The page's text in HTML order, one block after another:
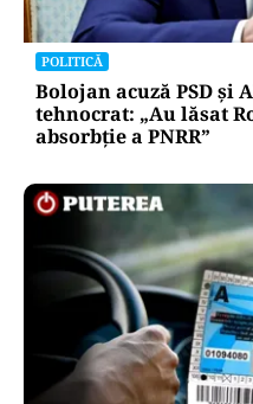
POLITICĂ
Bolojan acuză PSD și
tehnocrat: „Au lăsat
absorbţie a PNRR”